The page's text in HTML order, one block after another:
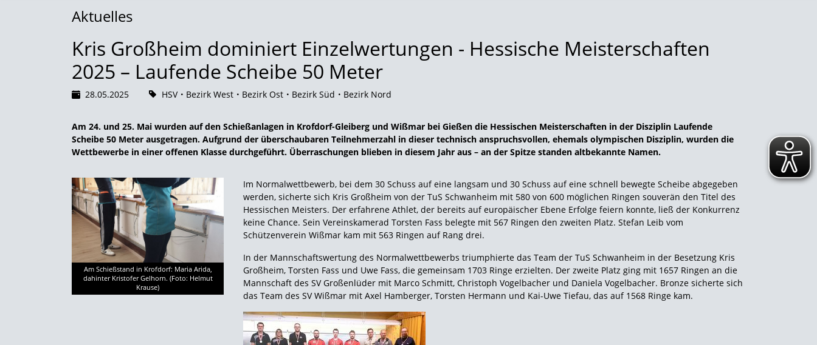
Aktuelles
Kris Großheim dominiert Einzelwertungen - Hessische Meisterschaften
2025 – Laufende Scheibe 50 Meter
28.05.2025 HSV Bezirk West Bezirk Ost Bezirk Süd Bezirk Nord
Am 24. und 25. Mai wurden auf den Schießanlagen in Krofdorf-Gleiberg und Wißmar bei Gießen die Hessischen Meisterschaften in der Disziplin Laufende
Scheibe 50 Meter ausgetragen. Aufgrund der überschaubaren Teilnehmerzahl in dieser technisch anspruchsvollen, ehemals olympischen Disziplin, wurden die
Wettbewerbe in einer offenen Klasse durchgeführt. Überraschungen blieben in diesem Jahr aus – an der Spitze standen altbekannte Namen.
Am Schießstand in Krofdorf: Maria Arida,
dahinter Kristofer Gelhorn. (Foto: Helmut
Krause)
Im Normalwettbewerb, bei dem 30 Schuss auf eine langsam und 30 Schuss auf eine schnell bewegte Scheibe abgegeben
werden, sicherte sich Kris Großheim von der TuS Schwanheim mit 580 von 600 möglichen Ringen souverän den Titel des
Hessischen Meisters. Der erfahrene Athlet, der bereits auf europäischer Ebene Erfolge feiern konnte, ließ der Konkurrenz
keine Chance. Sein Vereinskamerad Torsten Fass belegte mit 567 Ringen den zweiten Platz. Stefan Leib vom
Schützenverein Wißmar kam mit 563 Ringen auf Rang drei.
In der Mannschaftswertung des Normalwettbewerbs triumphierte das Team der TuS Schwanheim in der Besetzung Kris
Großheim, Torsten Fass und Uwe Fass, die gemeinsam 1703 Ringe erzielten. Der zweite Platz ging mit 1657 Ringen an die
Mannschaft des SV Großenlüder mit Marco Schmitt, Christoph Vogelbacher und Daniela Vogelbacher. Bronze sicherte sich
das Team des SV Wißmar mit Axel Hamberger, Torsten Hermann und Kai-Uwe Tiefau, das auf 1568 Ringe kam.